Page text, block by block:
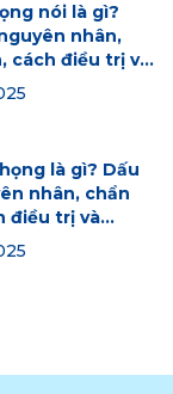
nói là gì?
nhân,
cách điều trị và
là gì? Dấu
nhân, chẩn
điều trị và